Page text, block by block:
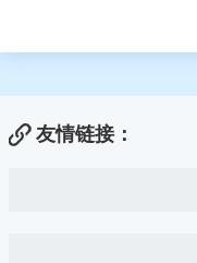
友情链接：